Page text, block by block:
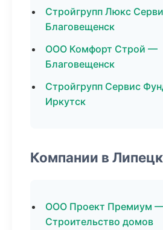
Стройгрупп Люкс
Благовещенск
ООО Комфорт Строй —
Благовещенск
Стройгрупп Сервис
Иркутск
Компании в Липецк
ООО Проект Премиум
Строительство домов